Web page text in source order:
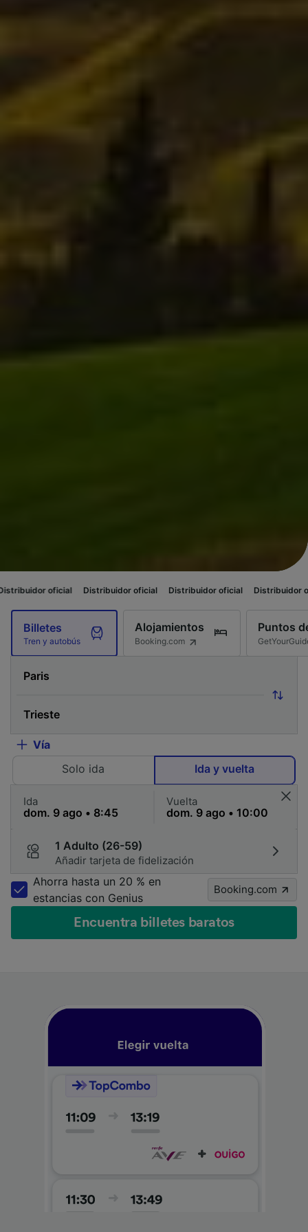
Distribuidor oficial Distribuidor oficial Distribuidor oficial
Billetes
Tren y autobús
Alojamientos
Booking.com
Puntos
Vía
Solo ida
Ida y vuelta
Ida Vuelta
1 Adulto (26-59)
Añadir tarjeta de fidelización
Ahorra hasta un 20 % en
estancias con Genius
Booking.com
Encuentra billetes baratos